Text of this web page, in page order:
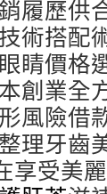
履歷供
術搭配
睛價格
創業全
風險借
理牙齒
享受美